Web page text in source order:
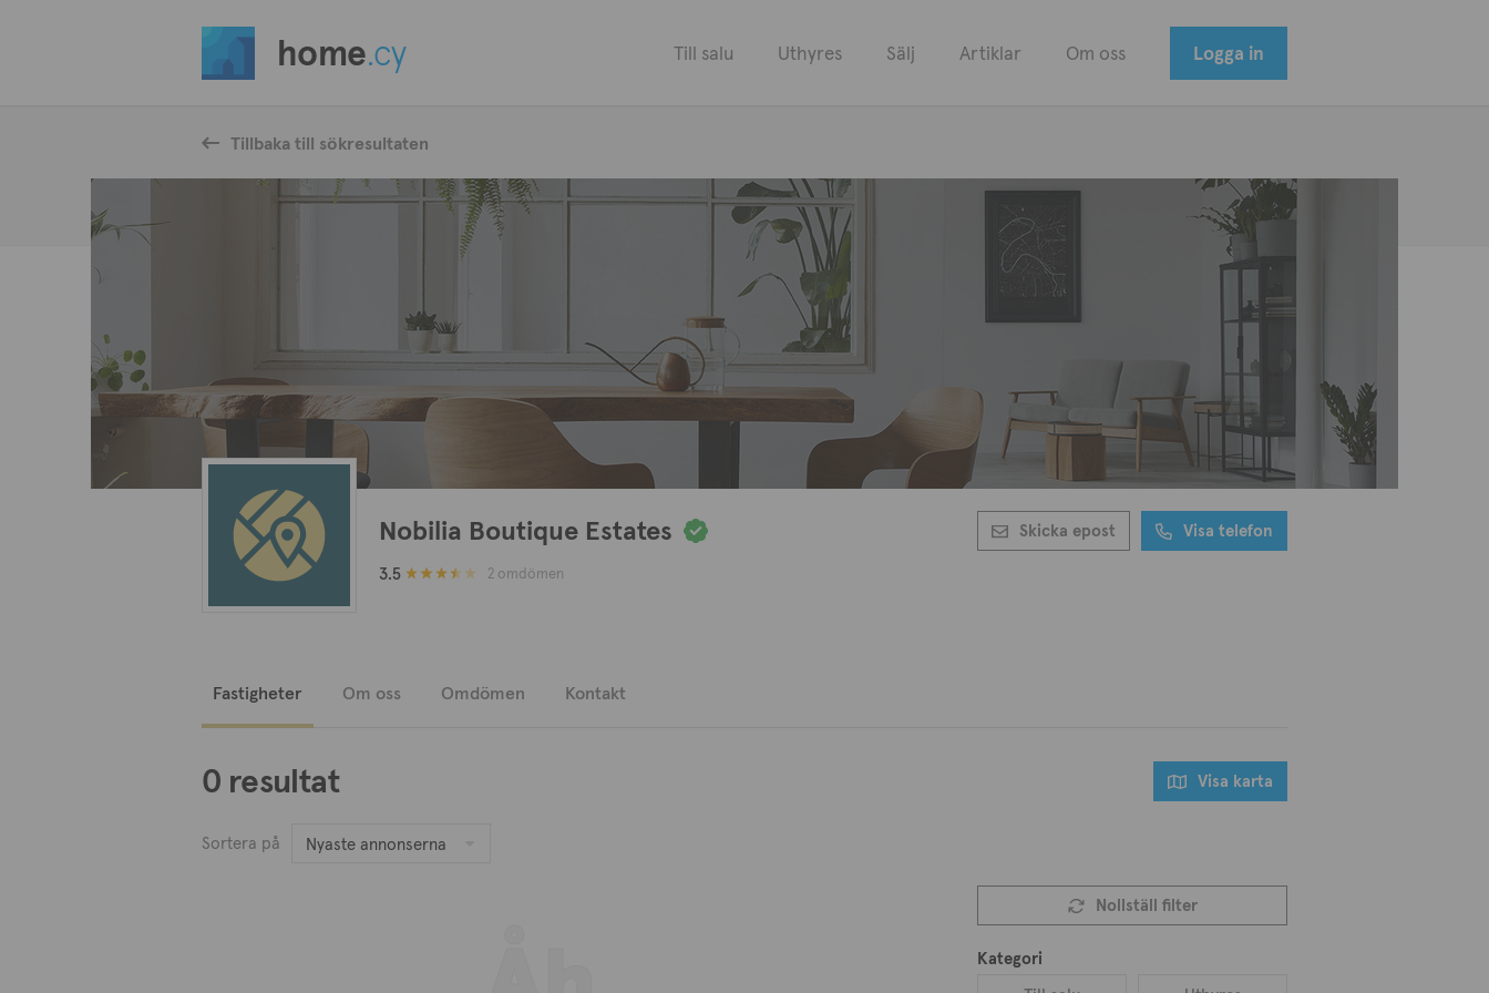
home.cy Till salu Uthyres Sälj Artiklar Om oss Logga in
Tillbaka till sökresultaten
Nobilia Boutique Estates
3.5 2 omdömen
Skicka epost Visa telefon
Fastigheter Om oss Omdömen Kontakt
0 resultat Visa karta
Sortera på Nyaste annonserna
Nollställ filter
Kategori